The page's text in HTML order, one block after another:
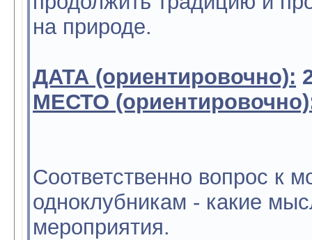
на природе.
ДАТА (ориентировочно):
МЕСТО
Соответственно вопрос к
одноклубникам - какие
мероприятия.